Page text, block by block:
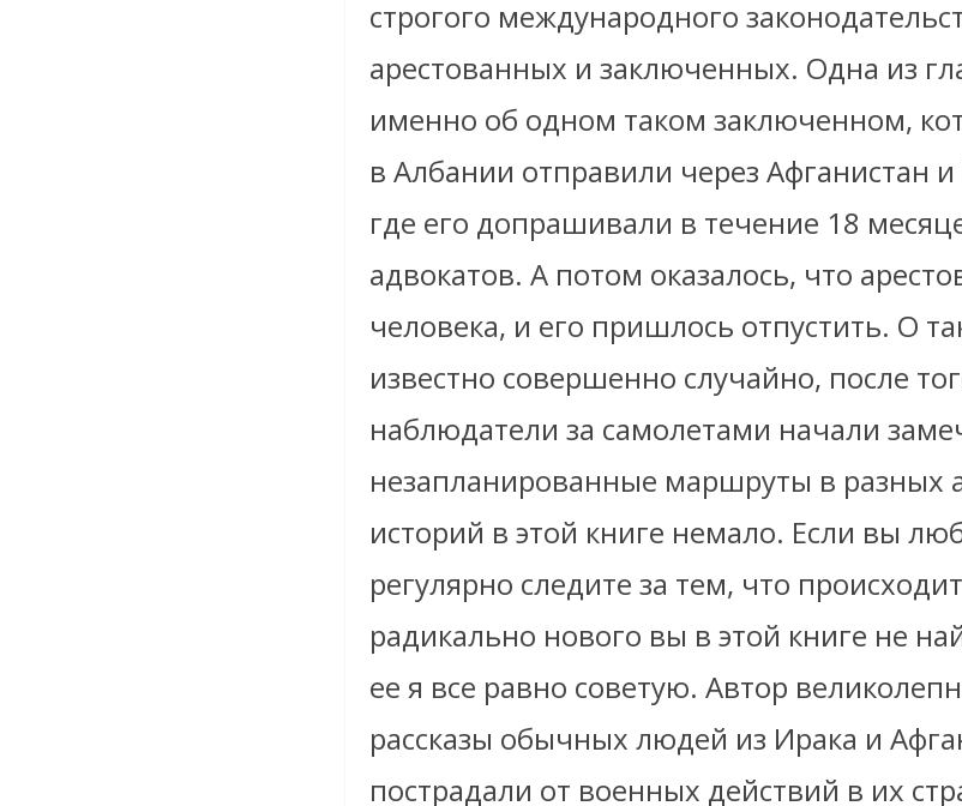
строгого международного
арестованных и заключенных. Одна из
именно об одном таком заключенном,
в Албании отправили через Афганистан
где его допрашивали в течение 18
адвокатов. А потом оказалось, что
человека, и его пришлось отпустить. О
известно совершенно случайно, после
наблюдатели за самолетами начали
незапланированные маршруты в разных
историй в этой книге немало. Если вы
регулярно следите за тем, что
радикально нового вы в этой книге не
ее я все равно советую. Автор
рассказы обычных людей из Ирака и
пострадали от военных действий в их